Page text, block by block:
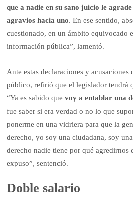
que a nadie en su sano juicio le
agravios hacia uno. En ese sentido,
cuestionado, en un ámbito equivocado
información pública”, lamentó.
Ante estas declaraciones y
público, refirió que el legislador tendrá
“Ya es sabido que voy a entablar una
fue saber si era verdad o no lo que
ponerme en una vidriera para que la
derecho, yo soy una ciudadana, soy
derecho nadie tiene por qué agredirnos
expuso”, sentenció.
Doble salario